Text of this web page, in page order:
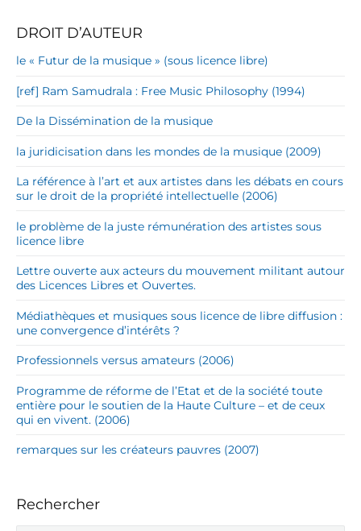
DROIT D’AUTEUR
le « Futur de la musique » (sous licence libre)
[ref] Ram Samudrala : Free Music Philosophy (1994)
De la Dissémination de la musique
la juridicisation dans les mondes de la musique (2009)
La référence à l’art et aux artistes dans les débats en cours
sur le droit de la propriété intellectuelle (2006)
le problème de la juste rémunération des artistes sous
licence libre
Lettre ouverte aux acteurs du mouvement militant autour
des Licences Libres et Ouvertes.
Médiathèques et musiques sous licence de libre diffusion :
une convergence d’intérêts ?
Professionnels versus amateurs (2006)
Programme de réforme de l’Etat et de la société toute
entière pour le soutien de la Haute Culture – et de ceux
qui en vivent. (2006)
remarques sur les créateurs pauvres (2007)
Rechercher